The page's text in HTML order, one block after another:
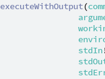
executeWithOutput(
stdIn